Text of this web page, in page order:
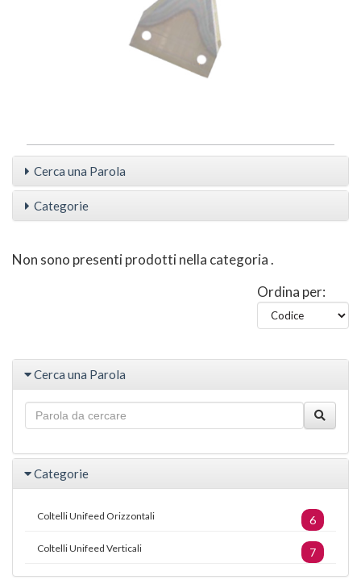
Cerca una Parola
Categorie
Non sono presenti prodotti nella categoria.
Ordina per:
Cerca una Parola
Categorie
Coltelli Unifeed Orizzontali 6
Coltelli Unifeed Verticali 7